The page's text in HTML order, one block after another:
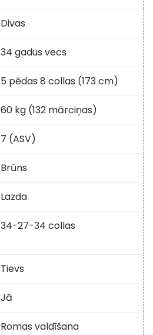
Divas
34 gadus vecs
5 pēdas 8 collas (173 cm)
60 kg (132 mārciņas)
7 (ASV)
Brūns
Lazda
34-27-34 collas
Tievs
Jā
Romas valdīšana